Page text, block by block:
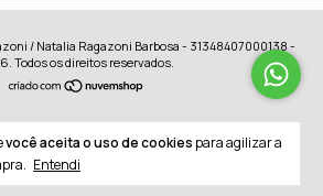
você aceita o uso de cookies para agilizar a
Entendi
/ Natalia Ragazoni Barbosa - 31348407000138 -
Todos os direitos reservados.